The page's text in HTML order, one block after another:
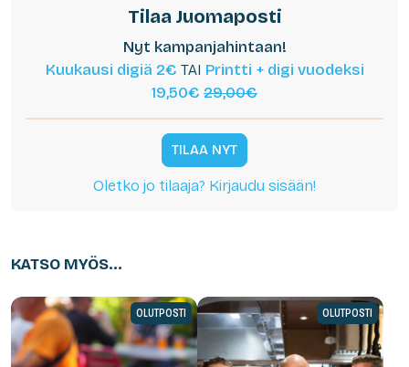
Tilaa Juomaposti
Nyt kampanjahintaan!
Kuukausi digiä 2€ TAI Printti + digi vuodeksi
19,50€ 29,00€
TILAA NYT
Oletko jo tilaaja? Kirjaudu sisään!
KATSO MYÖS...
OLUTPOSTI OLUTPOSTI